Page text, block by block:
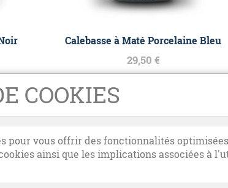
COOKIES
pour vous offrir des fonctionnalités
ainsi que les implications associées à
Calebasse à Maté Porcelaine Bleu
29,50 €